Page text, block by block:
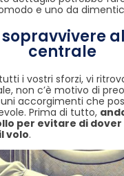
e uno da
centrale
i vostri sforzi, vi
non c’è motivo di
accorgimenti che
Prima di tutto,
per evitare di
volo.